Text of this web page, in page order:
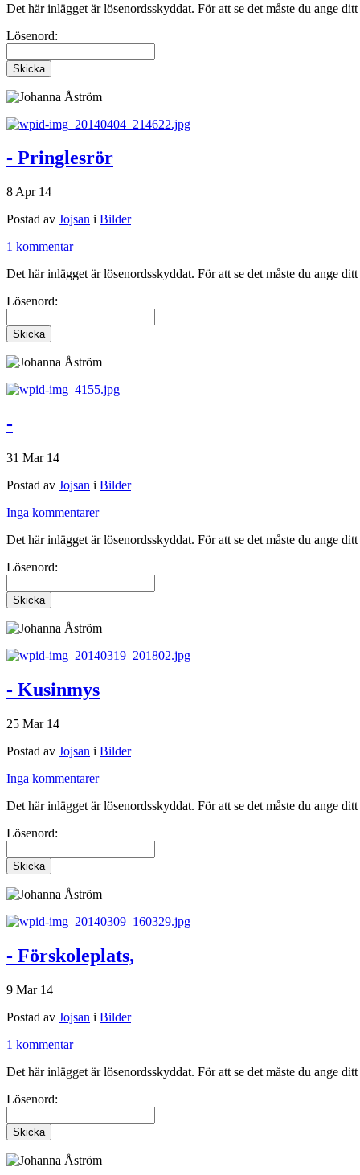
Det här inlägget är lösenordsskyddat. För att se det måste du ange
Lösenord:
- Pringlesrör
8 Apr 14
Postad av Jojsan i Bilder
1 kommentar
Det här inlägget är lösenordsskyddat. För att se det måste du ange
Lösenord:
-
31 Mar 14
Postad av Jojsan i Bilder
Inga kommentarer
Det här inlägget är lösenordsskyddat. För att se det måste du ange
Lösenord:
- Kusinmys
25 Mar 14
Postad av Jojsan i Bilder
Inga kommentarer
Det här inlägget är lösenordsskyddat. För att se det måste du ange
Lösenord:
- Förskoleplats,
9 Mar 14
Postad av Jojsan i Bilder
1 kommentar
Det här inlägget är lösenordsskyddat. För att se det måste du ange
Lösenord: